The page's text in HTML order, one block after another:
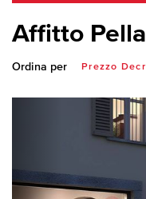
Affitto Pella
Ordina per